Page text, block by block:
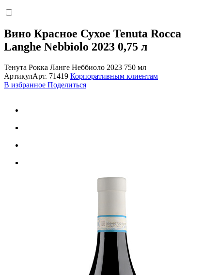
Вино Красное Сухое Tenuta Rocca
Langhe Nebbiolo 2023 0,75 л
Тенута Рокка Ланге Неббиоло 2023 750 мл
АртикулАрт. 71419 Корпоративным клиентам
В избранное Поделиться